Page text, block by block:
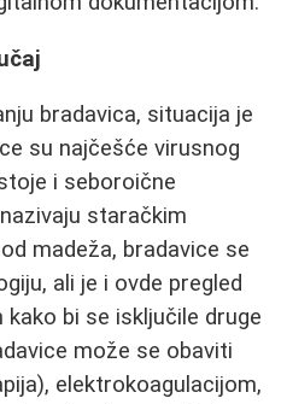
bradavica, situacija je
su najčešće virusnog
i seboroične
staračkim
madeža, bradavice se
ali je i ovde pregled
bi se isključile druge
može se obaviti
elektrokoagulacijom,